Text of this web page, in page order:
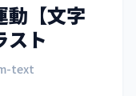
動【文字
スト
text